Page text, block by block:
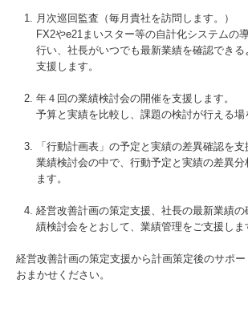
月次巡回監査（毎月貴社を訪問します。）
FX2やe21まいスター等の自計化システムの
行い、社長がいつでも最新業績を確認でき
支援します。
年４回の業績検討会の開催を支援します。
予算と実績を比較し、課題の検討が行える場
「行動計画表」の予定と実績の差異確認を支
業績検討会の中で、行動予定と実績の差異
ます。
経営改善計画の策定支援、社長の最新業績
績検討会をとおして、業績管理をご支援しま
経営改善計画の策定支援から計画策定後のサポ
おまかせください。